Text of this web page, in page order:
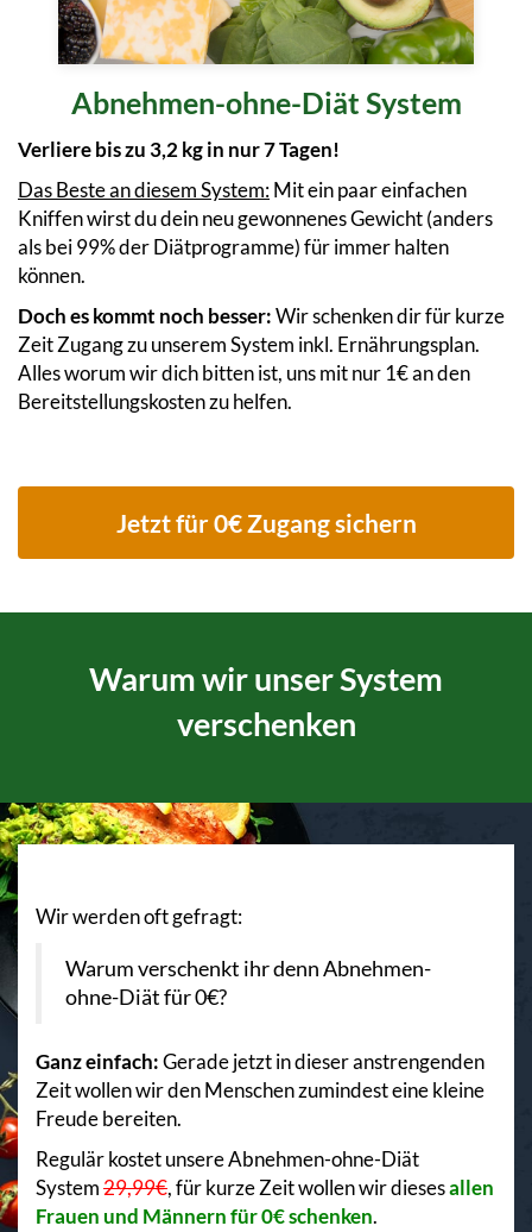
Abnehmen-ohne-Diät System
Verliere bis zu 3,2 kg in nur 7 Tagen!
Das Beste an diesem System:Mit ein paar einfachen
Kniffen wirst du dein neu gewonnenes Gewicht (anders
als bei 99% der Diätprogramme) für immer halten
können.
Doch es kommt noch besser:Wir schenken dir für kurze
Zeit Zugang zu unserem System inkl. Ernährungsplan.
Alles worum wir dich bitten ist, uns mit nur 1€ an den
Bereitstellungskosten zu helfen.
Jetzt für 0€ Zugang sichern
Warum wir unser System
verschenken
Wir werden oft gefragt:
Warum verschenkt ihr denn Abnehmen-
ohne-Diät für 0€?
Ganz einfach:Gerade jetzt in dieser anstrengenden
Zeit wollen wir den Menschen zumindest eine kleine
Freude bereiten.
Regulär kostet unsere Abnehmen-ohne-Diät
System29,99€, für kurze Zeit wollen wir diesesallen
Frauen und Männern für 0€ schenken.